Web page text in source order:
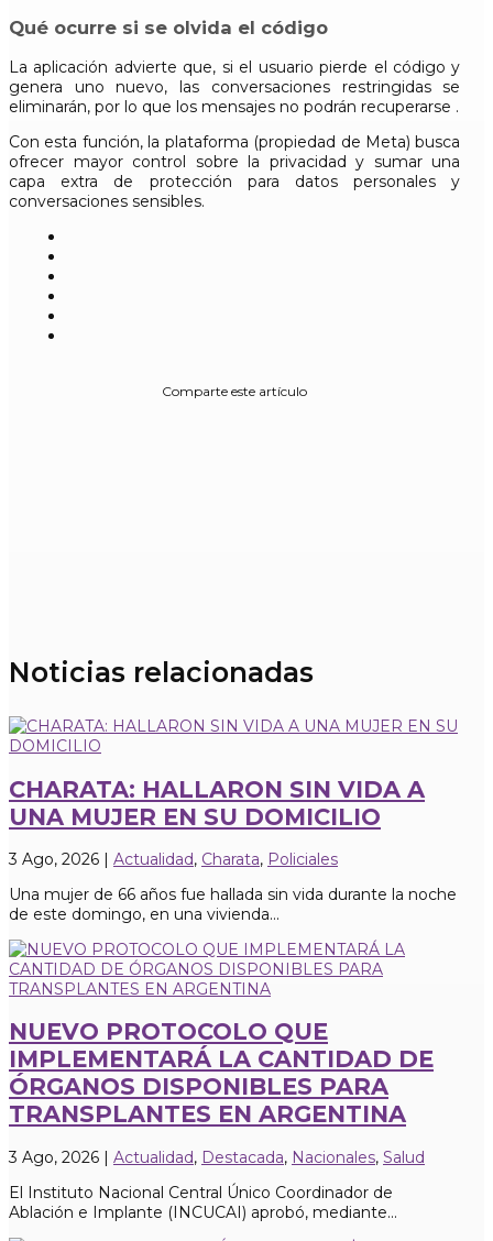
Qué ocurre si se olvida el código
La aplicación advierte que, si el usuario pierde el código y
genera uno nuevo, las conversaciones restringidas se
eliminarán, por lo que los mensajes no podrán recuperarse .
Con esta función, la plataforma (propiedad de Meta) busca
ofrecer mayor control sobre la privacidad y sumar una
capa extra de protección para datos personales y
conversaciones sensibles.
Comparte este artículo
Noticias relacionadas
CHARATA: HALLARON SIN VIDA A
UNA MUJER EN SU DOMICILIO
3 Ago, 2026 | Actualidad, Charata, Policiales
Una mujer de 66 años fue hallada sin vida durante la noche
de este domingo, en una vivienda...
NUEVO PROTOCOLO QUE
IMPLEMENTARÁ LA CANTIDAD DE
ÓRGANOS DISPONIBLES PARA
TRANSPLANTES EN ARGENTINA
3 Ago, 2026 | Actualidad, Destacada, Nacionales, Salud
El Instituto Nacional Central Único Coordinador de
Ablación e Implante (INCUCAI) aprobó, mediante...